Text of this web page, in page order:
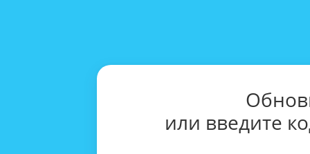
или введите